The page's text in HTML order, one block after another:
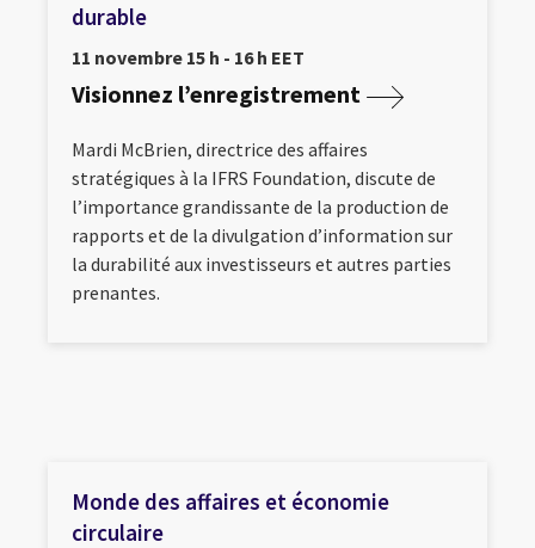
durable
11 novembre 15 h - 16 h EET
Visionnez l’enregistrement
Mardi McBrien, directrice des affaires
stratégiques à la IFRS Foundation, discute de
l’importance grandissante de la production de
rapports et de la divulgation d’information sur
la durabilité aux investisseurs et autres parties
prenantes.
Monde des affaires et économie
circulaire